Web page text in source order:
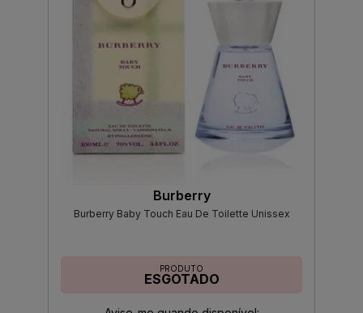
Burberry
Burberry Baby Touch Eau De Toilette Unissex
PRODUTO
ESGOTADO